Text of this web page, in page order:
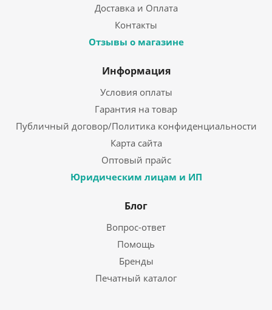
Доставка и Оплата
Контакты
Отзывы о магазине
Информация
Условия оплаты
Гарантия на товар
Публичный договор/Политика конфиденциальности
Карта сайта
Оптовый прайс
Юридическим лицам и ИП
Блог
Вопрос-ответ
Помощь
Бренды
Печатный каталог